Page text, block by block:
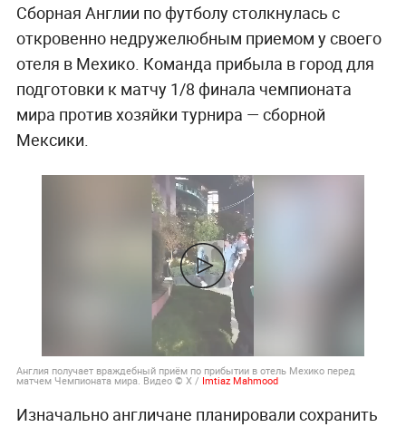
Сборная Англии по футболу столкнулась с
откровенно недружелюбным приемом у своего
отеля в Мехико. Команда прибыла в город для
подготовки к матчу 1/8 финала чемпионата
мира против хозяйки турнира — сборной
Мексики.
Англия получает враждебный приём по прибытии в отель Мехико перед
матчем Чемпионата мира. Видео © Х / Imtiaz Mahmood
Изначально англичане планировали сохранить